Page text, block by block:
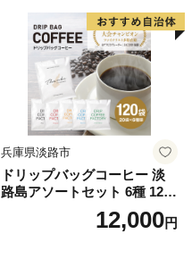
兵庫県淡路市
ドリップバッグコーヒー 淡
路島アソートセット 6種 120
袋 飲み比べ コーヒー
12,000円